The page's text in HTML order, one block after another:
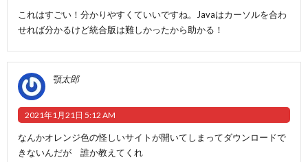
これはすごい！分かりやすくていいですね。Javaはカーソルを合わ
せれば分かるけど統合版は難しかったから助かる！
顎太郎
2021年1月21日 5:12 AM
なんかオレンジ色の怪しいサイトが開いてしまってダウンロードで
きないんだが 誰か教えてくれ